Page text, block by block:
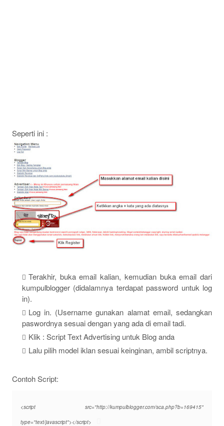
Seperti ini :
Terakhir, buka email kalian, kemudian buka email dari
kumpulblogger (didalamnya terdapat password untuk log
in).
Log in. (Username gunakan alamat email, sedangkan
paswordnya sesuai dengan yang ada di email tadi.
Klik : Script Text Advertising untuk Blog anda
Lalu pilih model iklan sesuai keinginan, ambil scriptnya.
Contoh Script:
<script src="http://kumpulblogger.com/sca.php?b=169415"
type="text/javascript"></script>